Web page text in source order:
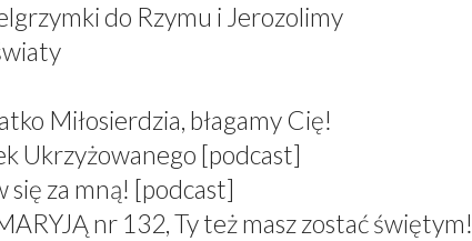
do Rzymu i Jerozolimy
Miłosierdzia, błagamy Cię!
Ukrzyżowanego [podcast]
się za mną! [podcast]
nr 132, Ty też masz zostać świętym!